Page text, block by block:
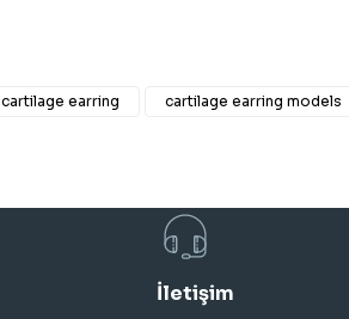
cartilage earring cartilage earring models
İletişim